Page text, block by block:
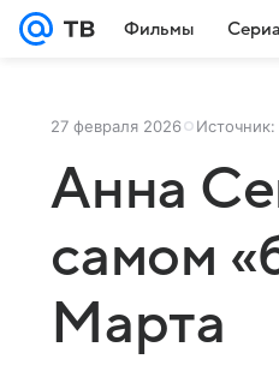
Фильмы
27 февраля 2026 Источник:
Анна
самом
Марта